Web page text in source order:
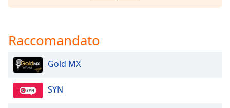
in-
Picture
Fullscreen
This
Raccomandato
Gold MX
SYN